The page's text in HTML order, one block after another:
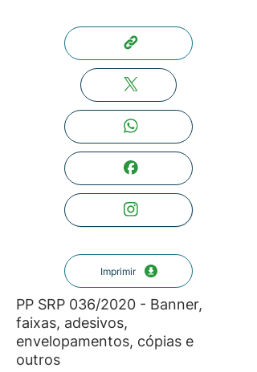
Imprimir
PP SRP 036/2020 - Banner,
faixas, adesivos,
envelopamentos, cópias e
outros